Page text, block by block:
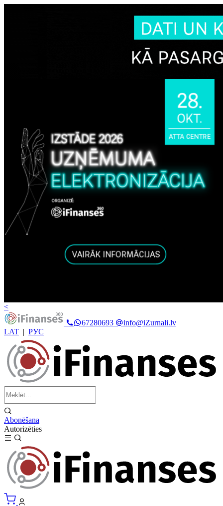
<
67280693
info@iZurnali.lv
LAT | РУС
Abonēšana
Autorizēties